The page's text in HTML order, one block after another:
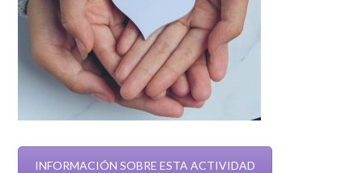
INFORMACIÓN SOBRE ESTA ACTIVIDAD